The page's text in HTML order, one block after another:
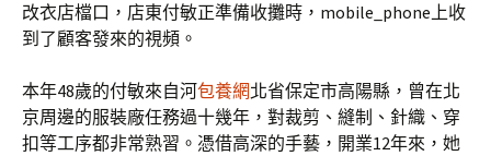
改衣店檔口，店東付敏正準備收攤時，mobile_phone上收
到了顧客發來的視頻。
本年48歲的付敏來自河包養網北省保定市高陽縣，曾在北
京周邊的服裝廠任務過十幾年，對裁剪、縫制、針織、穿
扣等工序都非常熟習。憑借高深的手藝，開業12年來，她